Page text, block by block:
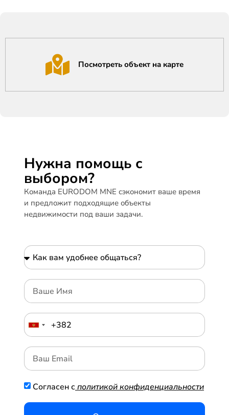
Посмотреть объект на карте
Нужна помощь с
выбором?
Команда EURODOM MNE сэкономит ваше время
и предложит подходящие объекты
недвижимости под ваши задачи.
Согласен с политикой конфиденциальности